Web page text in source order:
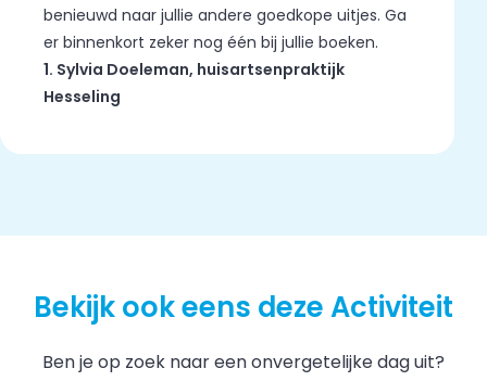
benieuwd naar jullie andere goedkope uitjes. Ga
er binnenkort zeker nog één bij jullie boeken.
1. Sylvia Doeleman, huisartsenpraktijk
Hesseling
Bekijk ook eens deze Activiteit
Ben je op zoek naar een onvergetelijke dag uit?